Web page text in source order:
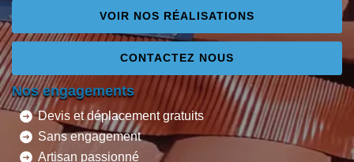
VOIR NOS RÉALISATIONS
CONTACTEZ NOUS
Nos engagements
Devis et déplacement gratuits
Sans engagement
Artisan passionné